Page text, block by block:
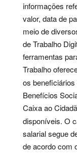
informações
valor, data de
meio de
de Trabalho
ferramentas
Trabalho
os
Benefícios
Caixa ao
disponíveis. O
salarial segue
de acordo com